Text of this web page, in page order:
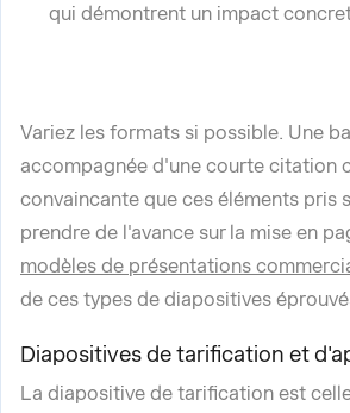
qui démontrent un impact
Variez les formats si possible. Une
accompagnée d'une courte citation
convaincante que ces éléments pris
prendre de l'avance sur la mise en
modèles de présentations
de ces types de diapositives
Diapositives de tarification et
La diapositive de tarification est